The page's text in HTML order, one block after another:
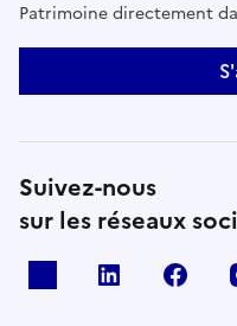
Patrimoine directement
Suivez-nous
sur les réseaux
Linkedin